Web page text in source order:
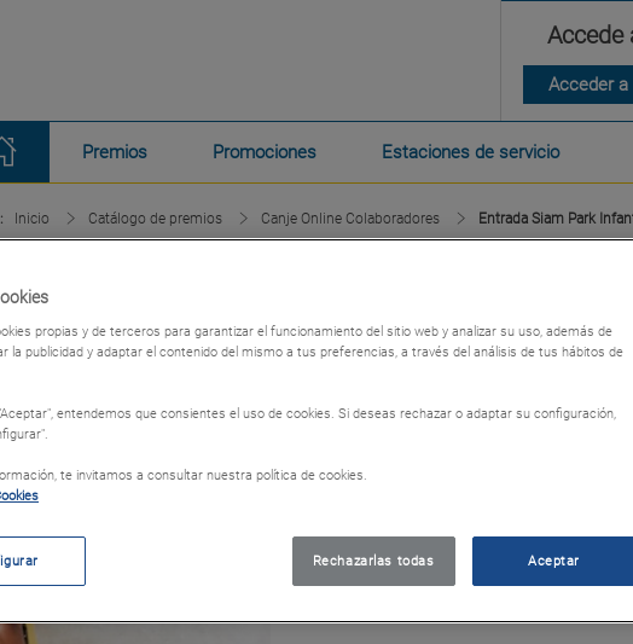
Accede
Acceder a
Premios Promociones Estaciones de servicio
Inicio Catálogo de premios Canje Online Colaboradores Entrada Siam Park
Entrada Siam
Para residente canario
mejor parque acuático
Canje Online
Los bonos de la sección canje
app mediante validación vía
Cod. 52004
propias y de terceros para garantizar el funcionamiento del sitio web y analizar su uso, además de
la publicidad y adaptar el contenido del mismo a tus preferencias, a través del análisis de tus hábitos de
entendemos que consientes el uso de cookies. Si deseas rechazar o adaptar su configuración,
te invitamos a consultar nuestra política de cookies.
Rechazarlas todas Aceptar